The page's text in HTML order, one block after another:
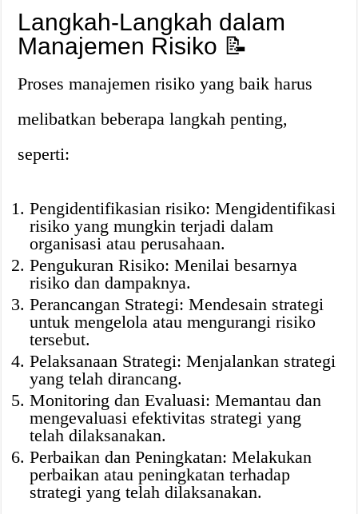
Langkah-Langkah dalam
Manajemen Risiko 📝
Proses manajemen risiko yang baik harus
melibatkan beberapa langkah penting,
seperti:
Pengidentifikasian risiko: Mengidentifikasi
risiko yang mungkin terjadi dalam
organisasi atau perusahaan.
Pengukuran Risiko: Menilai besarnya
risiko dan dampaknya.
Perancangan Strategi: Mendesain strategi
untuk mengelola atau mengurangi risiko
tersebut.
Pelaksanaan Strategi: Menjalankan strategi
yang telah dirancang.
Monitoring dan Evaluasi: Memantau dan
mengevaluasi efektivitas strategi yang
telah dilaksanakan.
Perbaikan dan Peningkatan: Melakukan
perbaikan atau peningkatan terhadap
strategi yang telah dilaksanakan.